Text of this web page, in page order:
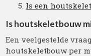
Is een
Is houtskeletbouw
Een veelgestelde
houtskeletbouw per